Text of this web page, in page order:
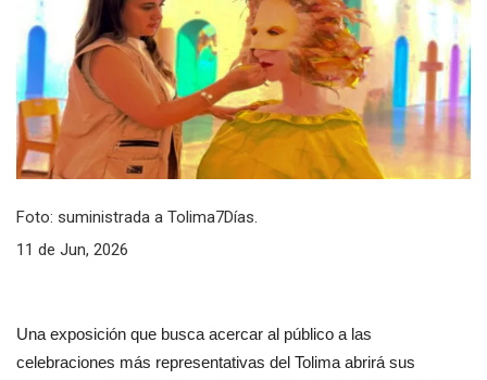
Foto: suministrada a Tolima7Días.
11 de Jun, 2026
Una exposición que busca acercar al público a las
celebraciones más representativas del Tolima abrirá sus